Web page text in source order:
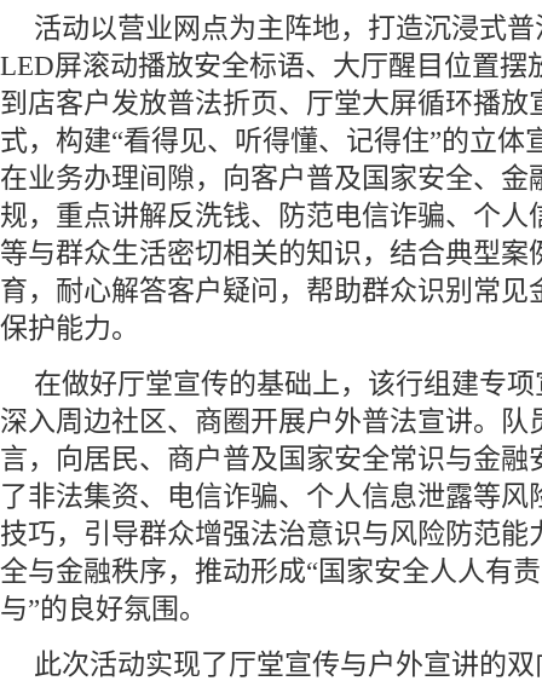
活动以营业网点为主阵地，打造沉浸式
LED屏滚动播放安全标语、大厅醒目位置摆
到店客户发放普法折页、厅堂大屏循环播放
式，构建“看得见、听得懂、记得住”的立体
在业务办理间隙，向客户普及国家安全、金
规，重点讲解反洗钱、防范电信诈骗、个人
等与群众生活密切相关的知识，结合典型案
育，耐心解答客户疑问，帮助群众识别常见
保护能力。
在做好厅堂宣传的基础上，该行组建专
深入周边社区、商圈开展户外普法宣讲。队
言，向居民、商户普及国家安全常识与金融
了非法集资、电信诈骗、个人信息泄露等风
技巧，引导群众增强法治意识与风险防范能
全与金融秩序，推动形成“国家安全人人有
与”的良好氛围。
此次活动实现了厅堂宣传与户外宣讲的